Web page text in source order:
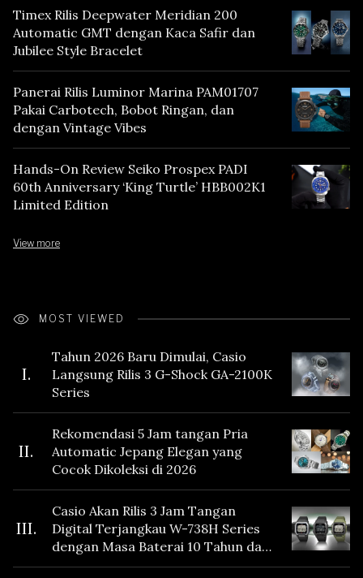
Timex Rilis Deepwater Meridian 200
Automatic GMT dengan Kaca Safir dan
Jubilee Style Bracelet
Panerai Rilis Luminor Marina PAM01707
Pakai Carbotech, Bobot Ringan, dan
dengan Vintage Vibes
Hands-On Review Seiko Prospex PADI
60th Anniversary ‘King Turtle’ HBB002K1
Limited Edition
View more
MOST VIEWED
I.
Tahun 2026 Baru Dimulai, Casio
Langsung Rilis 3 G-Shock GA-2100K
Series
II.
Rekomendasi 5 Jam tangan Pria
Automatic Jepang Elegan yang
Cocok Dikoleksi di 2026
III.
Casio Akan Rilis 3 Jam Tangan
Digital Terjangkau W-738H Series
dengan Masa Baterai 10 Tahun dan
Fitur Vibration